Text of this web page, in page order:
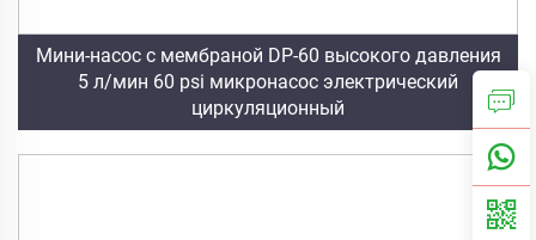
Мини-насос с мембраной DP-60 высокого давления
5 л/мин 60 psi микронасос электрический
циркуляционный